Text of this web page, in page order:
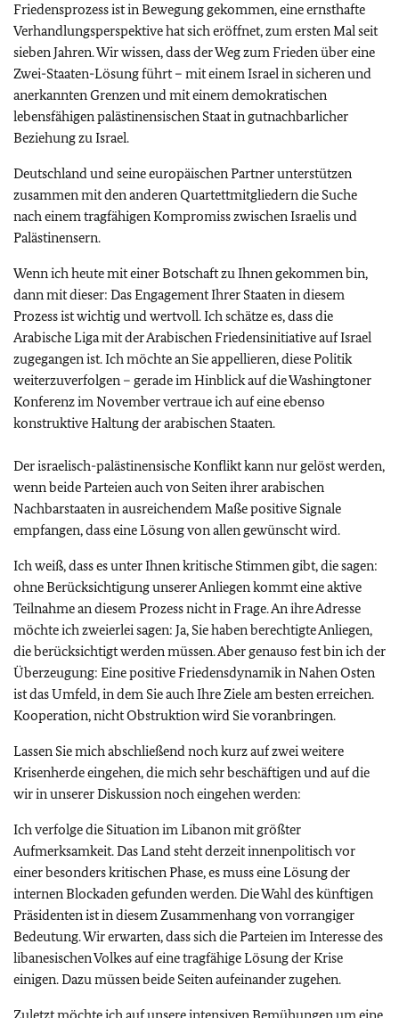
Friedensprozess ist in Bewegung gekommen, eine ernsthafte
Verhandlungsperspektive hat sich eröffnet, zum ersten Mal seit
sieben Jahren. Wir wissen, dass der Weg zum Frieden über eine
Zwei-Staaten-Lösung führt – mit einem Israel in sicheren und
anerkannten Grenzen und mit einem demokratischen
lebensfähigen palästinensischen Staat in gutnachbarlicher
Beziehung zu Israel.
Deutschland und seine europäischen Partner unterstützen
zusammen mit den anderen Quartettmitgliedern die Suche
nach einem tragfähigen Kompromiss zwischen Israelis und
Palästinensern.
Wenn ich heute mit einer Botschaft zu Ihnen gekommen bin,
dann mit dieser: Das Engagement Ihrer Staaten in diesem
Prozess ist wichtig und wertvoll. Ich schätze es, dass die
Arabische Liga mit der Arabischen Friedensinitiative auf Israel
zugegangen ist. Ich möchte an Sie appellieren, diese Politik
weiterzuverfolgen – gerade im Hinblick auf die Washingtoner
Konferenz im November vertraue ich auf eine ebenso
konstruktive Haltung der arabischen Staaten.
Der israelisch-palästinensische Konflikt kann nur gelöst werden,
wenn beide Parteien auch von Seiten ihrer arabischen
Nachbarstaaten in ausreichendem Maße positive Signale
empfangen, dass eine Lösung von allen gewünscht wird.
Ich weiß, dass es unter Ihnen kritische Stimmen gibt, die sagen:
ohne Berücksichtigung unserer Anliegen kommt eine aktive
Teilnahme an diesem Prozess nicht in Frage. An ihre Adresse
möchte ich zweierlei sagen: Ja, Sie haben berechtigte Anliegen,
die berücksichtigt werden müssen. Aber genauso fest bin ich der
Überzeugung: Eine positive Friedensdynamik in Nahen Osten
ist das Umfeld, in dem Sie auch Ihre Ziele am besten erreichen.
Kooperation, nicht Obstruktion wird Sie voranbringen.
Lassen Sie mich abschließend noch kurz auf zwei weitere
Krisenherde eingehen, die mich sehr beschäftigen und auf die
wir in unserer Diskussion noch eingehen werden:
Ich verfolge die Situation im Libanon mit größter
Aufmerksamkeit. Das Land steht derzeit innenpolitisch vor
einer besonders kritischen Phase, es muss eine Lösung der
internen Blockaden gefunden werden. Die Wahl des künftigen
Präsidenten ist in diesem Zusammenhang von vorrangiger
Bedeutung. Wir erwarten, dass sich die Parteien im Interesse des
libanesischen Volkes auf eine tragfähige Lösung der Krise
einigen. Dazu müssen beide Seiten aufeinander zugehen.